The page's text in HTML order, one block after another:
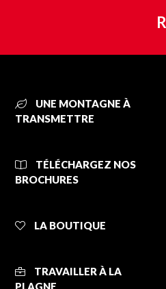
UNE MONTAGNE À
TRANSMETTRE
TÉLÉCHARGEZ NOS
BROCHURES
LA BOUTIQUE
TRAVAILLER À LA